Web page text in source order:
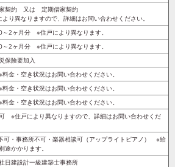
契約 又は 定期借家契約
より異なりますので、詳細はお問い合わせください。
～2ヶ月分 ※住戸により異なります。
～2ヶ月分 ※住戸により異なります。
保険要加入
金・空き状況はお問い合わせください。
金・空き状況はお問い合わせください。
金・空き状況はお問い合わせください。
※住戸により異なりますので、詳細はお問い合わせくだ
可・事務所不可・楽器相談可（アップライトピアノ） ※給
途かかります。
日建設計一級建築士事務所